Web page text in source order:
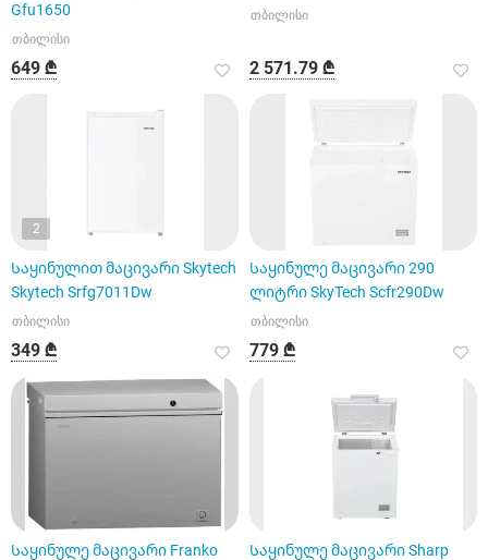
Gfu1650
თბილისი
649 ₾
თბილისი
2 571.79 ₾
2
Საყინულით მაცივარი Skytech
Skytech Srfg7011Dw
თბილისი
349 ₾
Საყინულე მაცივარი 290
ლიტრი SkyTech Scfr290Dw
თბილისი
779 ₾
Საყინულე მაცივარი Franko
Საყინულე მაცივარი Sharp